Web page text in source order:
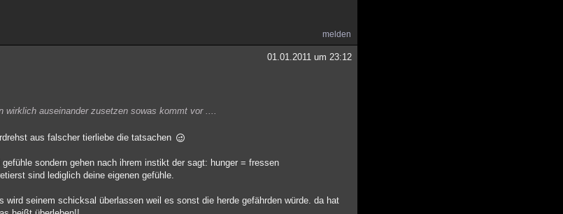
melden
01.01.2011 um 23:12
wirklich auseinander zusetzen sowas kommt vor ....
aus falscher tierliebe die tatsachen
sondern gehen nach ihrem instikt der sagt: hunger = fressen
sind lediglich deine eigenen gefühle.
seinem schicksal überlassen weil es sonst die herde gefährden würde. da hat